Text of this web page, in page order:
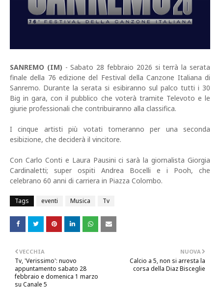
SANREMO (IM) - Sabato 28 febbraio 2026 si terrà la serata
finale della 76 edizione del Festival della Canzone Italiana di
Sanremo. Durante la serata si esibiranno sul palco tutti i 30
Big in gara, con il pubblico che voterà tramite Televoto e le
giurie professionali che contribuiranno alla classifica.
I cinque artisti più votati torneranno per una seconda
esibizione, che deciderà il vincitore.
Con Carlo Conti e Laura Pausini ci sarà la giornalista Giorgia
Cardinaletti; super ospiti Andrea Bocelli e i Pooh, che
celebrano 60 anni di carriera in Piazza Colombo.
Tags eventi Musica Tv
NUOVA
Calcio a 5, non si arresta la
corsa della Diaz Bisceglie
VECCHIA
Tv, 'Verissimo': nuovo
appuntamento sabato 28
febbraio e domenica 1 marzo
su Canale 5